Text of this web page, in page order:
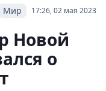
17:26, 02 мая 2023
Мир
Новой
о